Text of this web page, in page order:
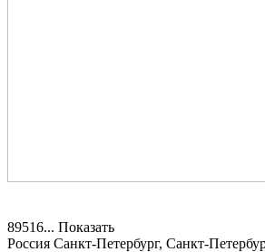
89516... Показать
Россия Санкт-Петербург, Санкт-